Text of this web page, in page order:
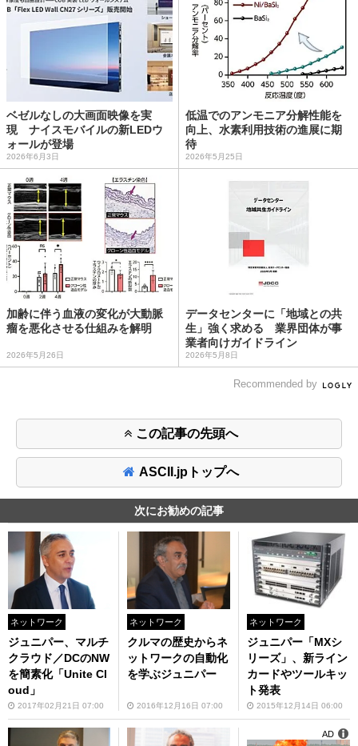
ベゼルなしの大画面映像を実
現 ナイスモバイルの新LEDウ
ォールが登場
2026年6月3日
低温でのアンモニア分解性能を
向上、水素利用技術の進展に期
待
2026年5月25日
加齢に伴う血液の変化が大動脈
瘤を悪化させる仕組みを解明
2026年5月26日
データセンターに「地域との共
生」強く求める 業界団体が事
業者向けガイドライン
2026年5月8日
Recommended by
この記事の先頭へ
ASCII.jpトップへ
次にお勧めの記事
ネットワーク
ジュニパー、マルチ
クラウド／DCのNW
を簡素化「Unite Cl
oud」
2017年02月21日 07:00
ネットワーク
クルマの歴史からネ
ットワークの自動化
を学ぶジュニパー
2016年12月16日 07:00
ネットワーク
ジュニパー「MXシ
リーズ」、新ライン
カードやツールキッ
ト発表
2015年12月14日 06:00
AD